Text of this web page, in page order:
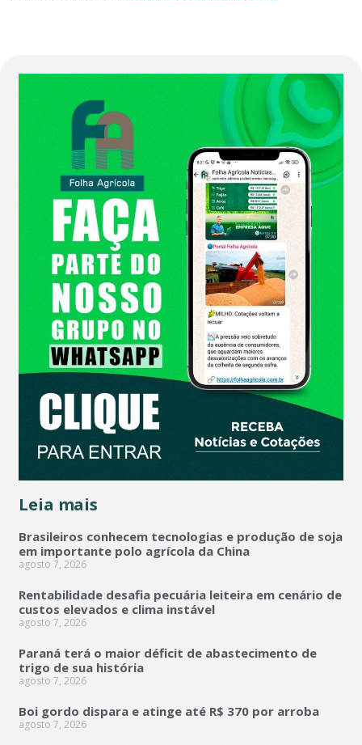
Leia mais
Brasileiros conhecem tecnologias e produção de soja
em importante polo agrícola da China
agosto 7, 2026
Rentabilidade desafia pecuária leiteira em cenário de
custos elevados e clima instável
agosto 7, 2026
Paraná terá o maior déficit de abastecimento de
trigo de sua história
agosto 7, 2026
Boi gordo dispara e atinge até R$ 370 por arroba
agosto 7, 2026